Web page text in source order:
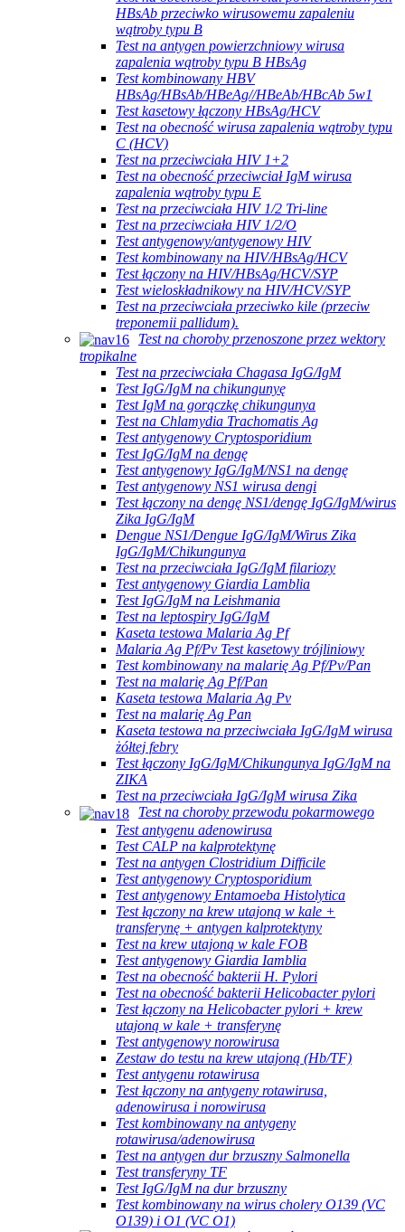
HBsAb przeciwko wirusowemu zapaleniu
wątroby typu B
Test na antygen powierzchniowy wirusa
zapalenia wątroby typu B HBsAg
Test kombinowany HBV
HBsAg/HBsAb/HBeAg//HBeAb/HBcAb 5w1
Test kasetowy łączony HBsAg/HCV
Test na obecność wirusa zapalenia wątroby typu
C (HCV)
Test na przeciwciała HIV 1+2
Test na obecność przeciwciał IgM wirusa
zapalenia wątroby typu E
Test na przeciwciała HIV 1/2 Tri-line
Test na przeciwciała HIV 1/2/O
Test antygenowy/antygenowy HIV
Test kombinowany na HIV/HBsAg/HCV
Test łączony na HIV/HBsAg/HCV/SYP
Test wieloskładnikowy na HIV/HCV/SYP
Test na przeciwciała przeciwko kile (przeciw
treponemii pallidum).
Test na choroby przenoszone przez wektory
tropikalne
Test na przeciwciała Chagasa IgG/IgM
Test IgG/IgM na chikungunyę
Test IgM na gorączkę chikungunya
Test na Chlamydia Trachomatis Ag
Test antygenowy Cryptosporidium
Test IgG/IgM na dengę
Test antygenowy IgG/IgM/NS1 na dengę
Test antygenowy NS1 wirusa dengi
Test łączony na dengę NS1/dengę IgG/IgM/wirus
Zika IgG/IgM
Dengue NS1/Dengue IgG/IgM/Wirus Zika
IgG/IgM/Chikungunya
Test na przeciwciała IgG/IgM filariozy
Test antygenowy Giardia Lamblia
Test IgG/IgM na Leishmania
Test na leptospiry IgG/IgM
Kaseta testowa Malaria Ag Pf
Malaria Ag Pf/Pv Test kasetowy trójliniowy
Test kombinowany na malarię Ag Pf/Pv/Pan
Test na malarię Ag Pf/Pan
Kaseta testowa Malaria Ag Pv
Test na malarię Ag Pan
Kaseta testowa na przeciwciała IgG/IgM wirusa
żółtej febry
Test łączony IgG/IgM/Chikungunya IgG/IgM na
ZIKA
Test na przeciwciała IgG/IgM wirusa Zika
Test na choroby przewodu pokarmowego
Test antygenu adenowirusa
Test CALP na kalprotektynę
Test na antygen Clostridium Difficile
Test antygenowy Cryptosporidium
Test antygenowy Entamoeba Histolytica
Test łączony na krew utajoną w kale +
transferynę + antygen kalprotektyny
Test na krew utajoną w kale FOB
Test antygenowy Giardia Iamblia
Test na obecność bakterii H. Pylori
Test na obecność bakterii Helicobacter pylori
Test łączony na Helicobacter pylori + krew
utajoną w kale + transferynę
Test antygenowy norowirusa
Zestaw do testu na krew utajoną (Hb/TF)
Test antygenu rotawirusa
Test łączony na antygeny rotawirusa,
adenowirusa i norowirusa
Test kombinowany na antygeny
rotawirusa/adenowirusa
Test na antygen dur brzuszny Salmonella
Test transferyny TF
Test IgG/IgM na dur brzuszny
Test kombinowany na wirus cholery O139 (VC
O139) i O1 (VC O1)